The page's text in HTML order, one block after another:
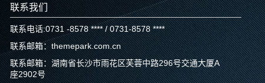
联系我们
联系电话:0731 -8578 **** / 0731-8578 ****
联系邮箱：themepark.com.cn
联系邮箱：湖南省长沙市雨花区芙蓉中路296号交通大厦A
座2902号